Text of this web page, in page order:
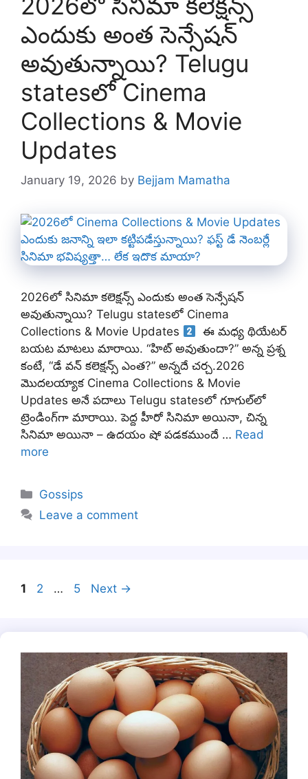
ఎందుకు అంత సెన్సేషన్
అవుతున్నాయి? Telugu
statesలో Cinema
Collections & Movie
Updates
January 19, 2026 by Bejjam Mamatha
2026లో సినిమా కలెక్షన్స్ ఎందుకు అంత సెన్సేషన్
అవుతున్నాయి? Telugu statesలో Cinema
Collections & Movie Updates
ఈ మధ్య థియేటర్
బయట మాటలు మారాయి. “హిట్ అవుతుందా?” అన్న ప్రశ్న
కంటే, “డే వన్ కలెక్షన్స్ ఎంత?” అన్నదే చర్చ.2026
మొదలయ్యాక Cinema Collections & Movie
Updates అనే పదాలు Telugu statesలో గూగుల్‌లో
ట్రెండింగ్‌గా మారాయి. పెద్ద హీరో సినిమా అయినా, చిన్న
సినిమా అయినా – ఉదయం షో పడకముందే … Read
more
Categories
Gossips
Leave a comment
Page
1 Page
2 … Page
5 Next →